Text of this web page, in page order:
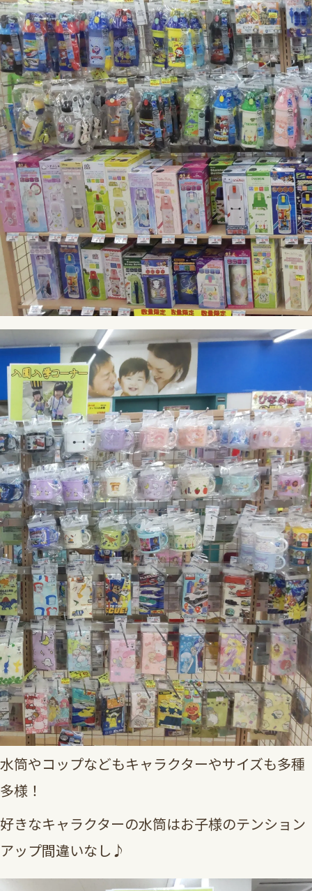
水筒やコップなどもキャラクターやサイズも多種
多様！
好きなキャラクターの水筒はお子様のテンション
アップ間違いなし♪